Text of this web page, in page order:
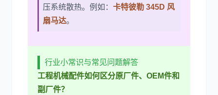
压系统散热。例如： 卡特彼勒 345D 风
扇马达。
行业小常识与常见问题解答
工程机械配件如何区分原厂件、OEM件和
副厂件？